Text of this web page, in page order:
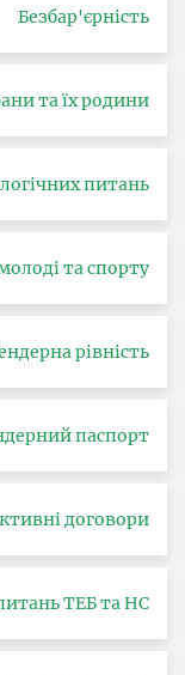
Безбар'єрність
та їх родини
питань
та спорту
рівність
паспорт
договори
ТЕБ та НС